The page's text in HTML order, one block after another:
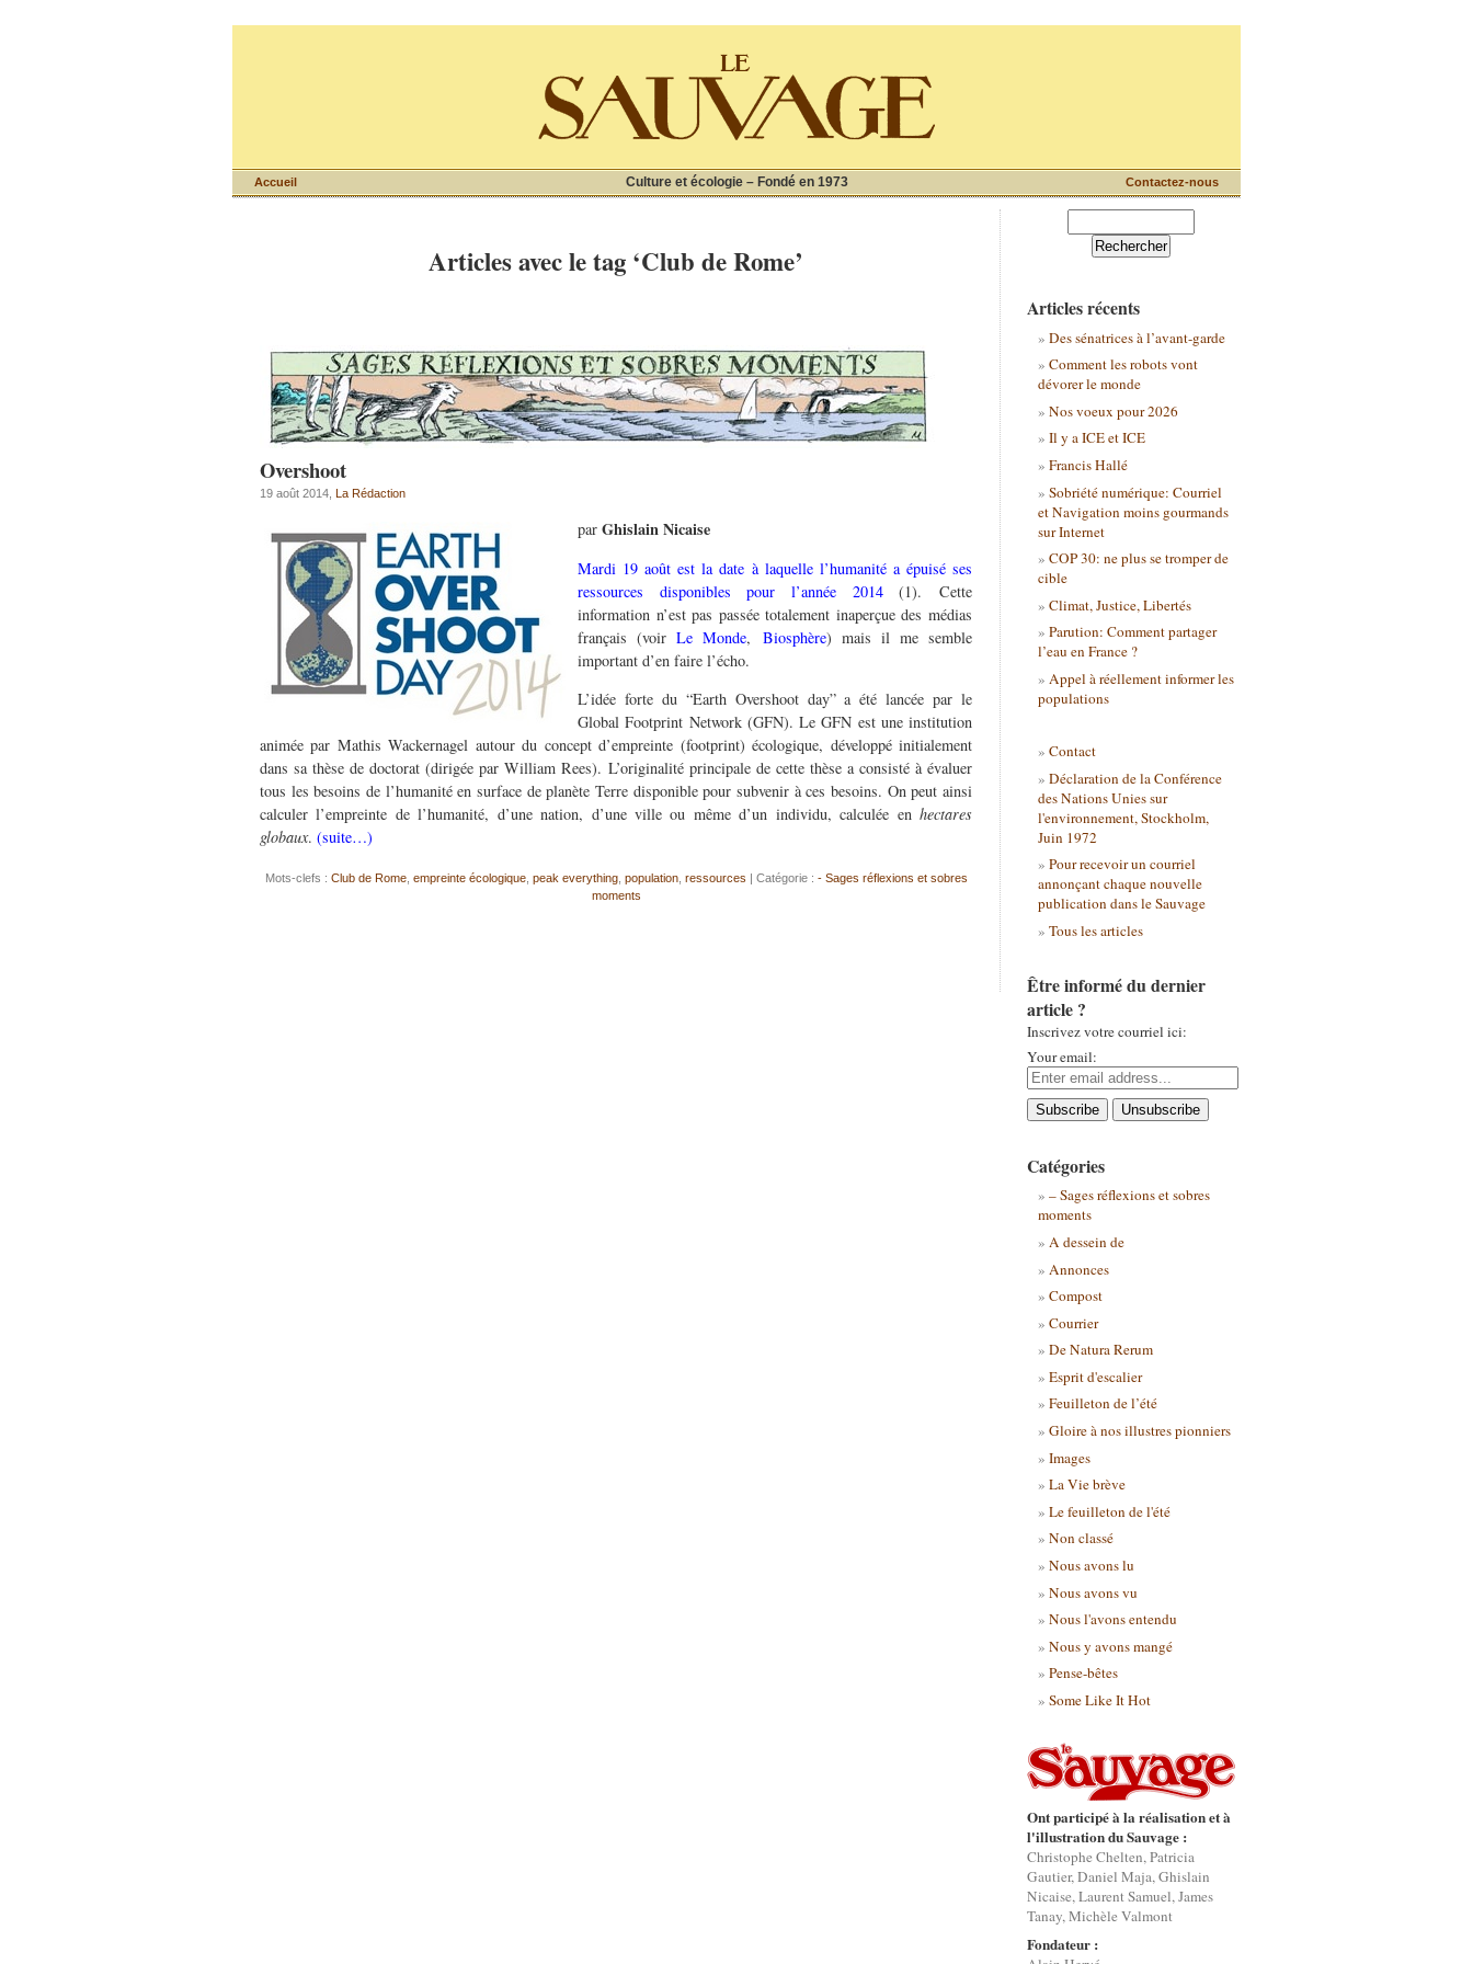
Culture et écologie – Fondé en 1973
Accueil Contactez-nous
Articles avec le tag ‘Club de Rome’
Overshoot
19 août 2014, La Rédaction
par Ghislain Nicaise
Mardi 19 août est la date à laquelle l’humanité a épuisé ses
ressources disponibles pour l’année 2014(1). Cette
information n’est pas passée totalement inaperçue des médias
français (voirLe Monde, Biosphère) mais il me semble
important d’en faire l’écho.
L’idée forte du “Earth Overshoot day” a été lancée par le
Global Footprint Network (GFN). Le GFN est une institution
animée par Mathis Wackernagel autour du concept d’empreinte (footprint) écologique, développé initialement
dans sa thèse de doctorat (dirigée par William Rees). L’originalité principale de cette thèse a consisté à évaluer
tous les besoins de l’humanité en surface de planète Terre disponible pour subvenir à ces besoins. On peut ainsi
calculer l’empreinte de l’humanité, d’une nation, d’une ville ou même d’un individu, calculée en hectares
globaux. (suite…)
Mots-clefs : Club de Rome, empreinte écologique, peak everything, population, ressources | Catégorie : - Sages réflexions et sobres
moments
Articles récents
Des sénatrices à l’avant-garde
Comment les robots vont
dévorer le monde
Nos voeux pour 2026
Il y a ICE et ICE
Francis Hallé
Sobriété numérique: Courriel
et Navigation moins gourmands
sur Internet
COP 30: ne plus se tromper de
cible
Climat, Justice, Libertés
Parution: Comment partager
l’eau en France ?
Appel à réellement informer les
populations
Contact
Déclaration de la Conférence
des Nations Unies sur
l'environnement, Stockholm,
Juin 1972
Pour recevoir un courriel
annonçant chaque nouvelle
publication dans le Sauvage
Tous les articles
Être informé du dernier
article ?
Inscrivez votre courriel ici:
Your email:
Catégories
– Sages réflexions et sobres
moments
A dessein de
Annonces
Compost
Courrier
De Natura Rerum
Esprit d'escalier
Feuilleton de l’été
Gloire à nos illustres pionniers
Images
La Vie brève
Le feuilleton de l'été
Non classé
Nous avons lu
Nous avons vu
Nous l'avons entendu
Nous y avons mangé
Pense-bêtes
Some Like It Hot
Ont participé à la réalisation et à
l'illustration du Sauvage :
Christophe Chelten, Patricia
Gautier, Daniel Maja, Ghislain
Nicaise, Laurent Samuel, James
Tanay, Michèle Valmont
Fondateur :